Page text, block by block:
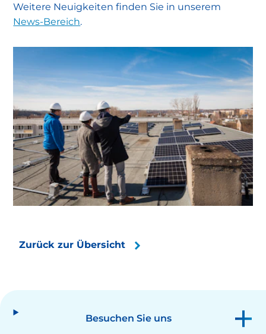
Weitere Neuigkeiten finden Sie in unserem
News-Bereich.
Zurück zur Übersicht
Besuchen Sie uns